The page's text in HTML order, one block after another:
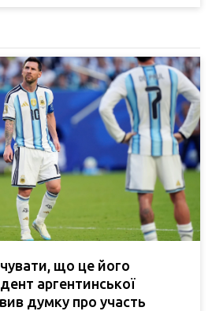
що це його
аргентинської
думку про участь